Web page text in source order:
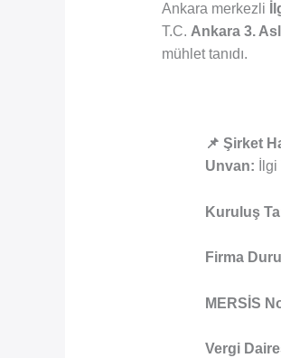
Ankara merkezli
T.C. Ankara 3.
mühlet tanıdı.
📌 Şirket
Unvan:
Kuruluş
Firma
MERSİS
Vergi